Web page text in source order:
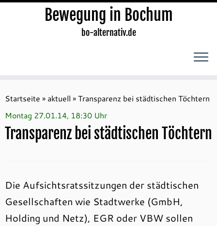
Inhalt
springen
Bewegung in Bochum
bo-alternativ.de
Startseite » aktuell »Transparenz bei städtischen Töchtern
Montag 27.01.14, 18:30 Uhr
Transparenz bei städtischen Töchtern
Die Aufsichtsratssitzungen der städtischen
Gesellschaften wie Stadtwerke (GmbH,
Holding und Netz), EGR oder VBW sollen